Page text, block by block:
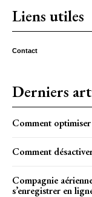
Liens utiles
Contact
Derniers
Comment
Comment
Compagnie
s’enregistrer en